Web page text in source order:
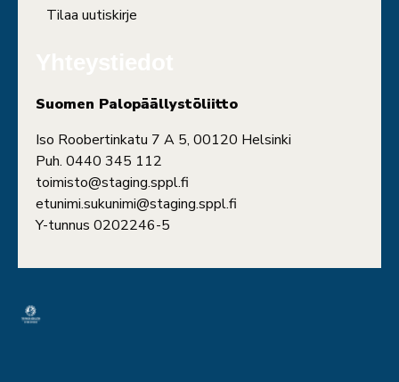
Tilaa uutiskirje
Suomen Palopäällystöliitto
Iso Roobertinkatu 7 A 5, 00120 Helsinki
Puh. 0440 345 112
toimisto@staging.sppl.fi
etunimi.sukunimi@staging.sppl.fi
Y-tunnus 0202246-5